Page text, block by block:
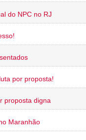
do NPC no RJ
por proposta!
proposta digna
Maranhão